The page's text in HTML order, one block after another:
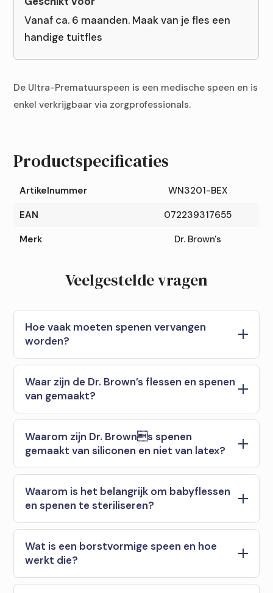
Vanaf ca. 6 maanden. Maak van je fles een
handige tuitfles
De Ultra-Prematuurspeen is een medische speen en is
enkel verkrijgbaar via zorgprofessionals.
Productspecificaties
Artikelnummer
WN3201-BEX
EAN
072239317655
Merk
Dr. Brown's
Veelgestelde vragen
Hoe vaak moeten spenen vervangen
worden?
Waar zijn de Dr. Brown’s flessen en spenen
van gemaakt?
Waarom zijn Dr. Browns spenen
gemaakt van siliconen en niet van latex?
Waarom is het belangrijk om babyflessen
en spenen te steriliseren?
Wat is een borstvormige speen en hoe
werkt die?